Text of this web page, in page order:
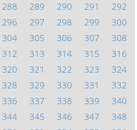
288 289 290 291
292
296 297 298 299
300
304 305 306 307
308
312 313 314 315
316
320 321 322 323
324
328 329 330 331
332
336 337 338 339
340
344 345 346 347
348